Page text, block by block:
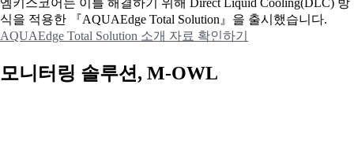
엠키스코어는 이를 해결하기 위해 Direct Liquid Cooling(DLC) 방
식을 적용한 『AQUAEdge Total Solution』을 출시했습니다.
AQUAEdge Total Solution 소개 자료 확인하기
모니터링 솔루션, M-OWL